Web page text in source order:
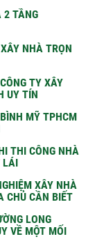
2 TẦNG
NHÀ TRỌN
TY XÂY
UY TÍN
MỸ TPHCM
THI CÔNG NHÀ
LÁI
XÂY NHÀ
CHỦ CẦN BIẾT
LONG
VỀ MỘT MỐI